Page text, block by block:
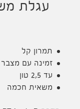
עגלת
תמרון קל
זמינה עם מצבר
עד 2,5 טון
משאית חכמה